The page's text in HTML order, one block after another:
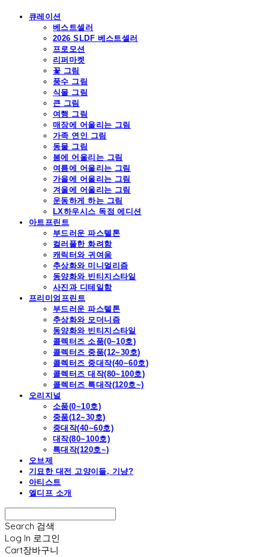
큐레이션
베스트셀러
2026 SLDF 베스트셀러
프로모션
리퍼마켓
꽃 그림
풍수 그림
식물 그림
큰 그림
여행 그림
매장에 어울리는 그림
가족 연인 그림
동물 그림
봄에 어울리는 그림
여름에 어울리는 그림
가을에 어울리는 그림
겨울에 어울리는 그림
운동하게 하는 그림
LX하우시스 독점 에디션
아트프린트
부드러운 파스텔톤
컬러풀한 화려함
캐릭터와 귀여움
추상화와 미니멀리즘
동양화와 빈티지스타일
사진과 디테일함
프리미엄프린트
부드러운 파스텔톤
추상화와 모더니즘
동양화와 빈티지스타일
콜렉터즈 소품(0~10호)
콜렉터즈 중품(12~30호)
콜렉터즈 중대작(40~60호)
콜렉터즈 대작(80~100호)
콜렉터즈 특대작(120호~)
오리지널
소품(0~10호)
중품(12~30호)
중대작(40~60호)
대작(80~100호)
특대작(120호~)
오브제
기묘한 대전 고양이들, 기냥?
아티스트
엘디프 소개
Search 검색
Log In 로그인
Cart장바구니